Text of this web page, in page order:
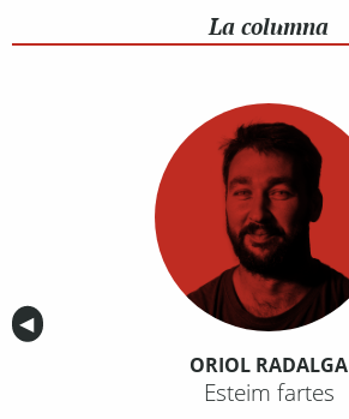
La columna
Anterior
◀︎
ORIOL RADALGA
Esteim fartes